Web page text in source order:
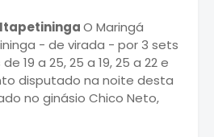
ItapetiningaO Maringá
- de virada - por 3 sets
19 a 25, 25 a 19, 25 a 22 e
disputado na noite desta
no ginásio Chico Neto,